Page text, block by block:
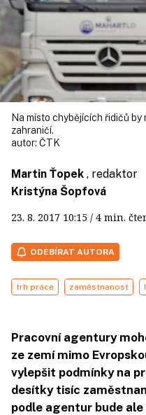
Na místo chybějících řidičů by
zahraničí.
autor: ČTK
Martin Ťopek , redaktor
Kristýna Šopfová
23. 8. 2017 10:15 / 4 min.
ODEBÍRAT AUTORA
trh práce zaměstnanost
Pracovní agentury
ze zemí mimo
vylepšit podmínky na
desítky tisíc
podle agentur bude